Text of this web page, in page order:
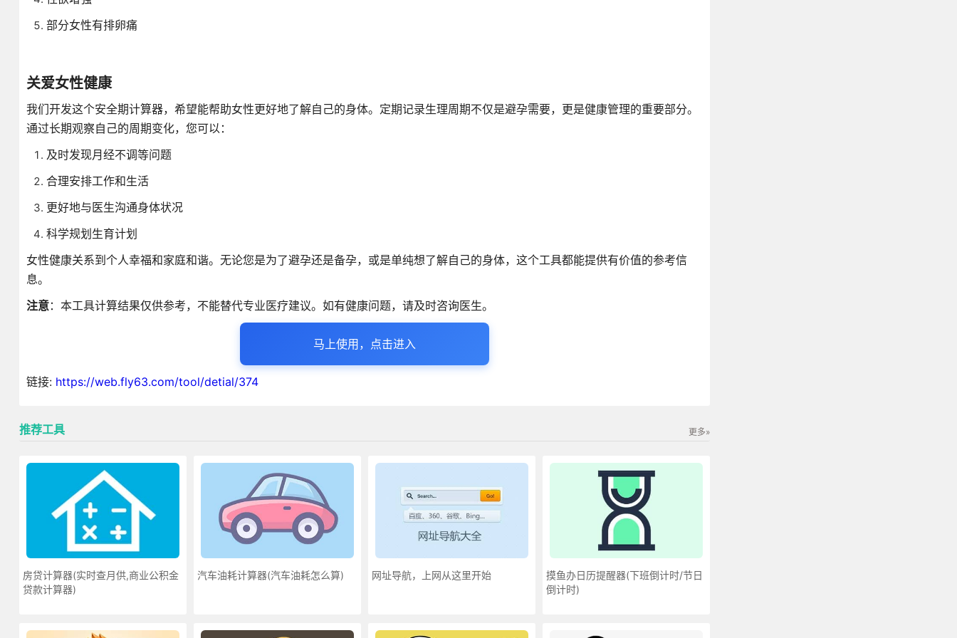
部分女性有排卵痛
关爱女性健康
我们开发这个安全期计算器，希望能帮助女性更好地了解自己的身体。定期记录生理周期不仅是避孕需要，更是健康管理的重要部分。
通过长期观察自己的周期变化，您可以：
及时发现月经不调等问题
合理安排工作和生活
更好地与医生沟通身体状况
科学规划生育计划
女性健康关系到个人幸福和家庭和谐。无论您是为了避孕还是备孕，或是单纯想了解自己的身体，这个工具都能提供有价值的参考信
息。
注意：本工具计算结果仅供参考，不能替代专业医疗建议。如有健康问题，请及时咨询医生。
马上使用，点击进入
链接: https://web.fly63.com/tool/detial/374
推荐工具 更多»
房贷计算器(实时查月供,商业公积金
贷款计算器)
汽车油耗计算器(汽车油耗怎么算) 网址导航，上网从这里开始
摸鱼办日历提醒器(下班倒计时/节日
倒计时)